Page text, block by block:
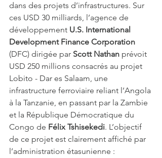
dans des projets d’infrastructures. Sur
ces USD 30 milliards, l’agence de
développement U.S. International
Development Finance Corporation
(DFC) dirigée par Scott Nathan prévoit
USD 250 millions consacrés au projet
Lobito - Dar es Salaam, une
infrastructure ferroviaire reliant l’Angola
à la Tanzanie, en passant par la Zambie
et la République Démocratique du
Congo de Félix Tshisekedi. L’objectif
de ce projet est clairement affiché par
l’administration étasunienne :